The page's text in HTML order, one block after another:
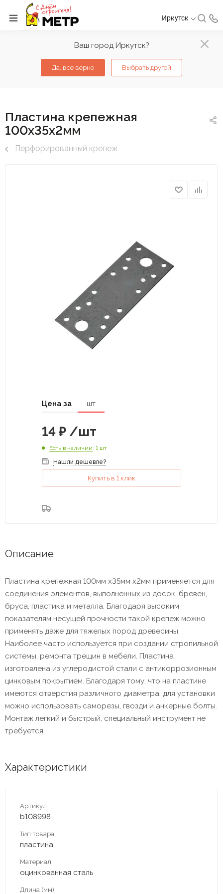
Ваш город Иркутск?
Да, все верно Выбрать другой
Иркутск
Пластина крепежная
100х35х2мм
Перфорированный крепеж
Цена за шт
14 ₽ /шт
Есть в наличии: 1 шт
Нашли дешевле?
Купить в 1 клик
Описание
Пластина крепежная 100мм х35мм х2мм применяется для
соединения элементов, выполненных из досок, бревен,
бруса, пластика и металла. Благодаря высоким
показателям несущей прочности такой крепеж можно
применять даже для тяжелых пород древесины.
Наиболее часто используется при создании стропильной
системы, ремонта трещин в мебели. Пластина
изготовлена из углеродистой стали с антикоррозионным
цинковым покрытием. Благодаря тому, что на пластине
имеются отверстия различного диаметра, для установки
можно использовать саморезы, гвозди и анкерные болты.
Монтаж легкий и быстрый, специальный инструмент не
требуется.
Характеристики
Артикул
b108998
Тип товара
пластина
Материал
оцинкованная сталь
Длина (мм)